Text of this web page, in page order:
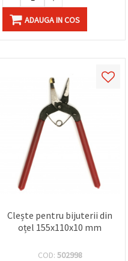
ADAUGA IN COS
Clește pentru bijuterii din
oțel 155x110x10 mm
COD: 502998